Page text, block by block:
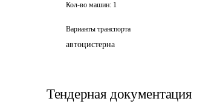
Кол-во машин: 1
Варианты транспорта
автоцистерна
Тендерная документация